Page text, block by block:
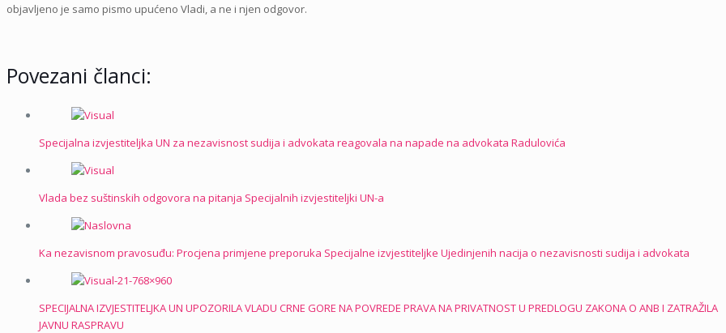
objavljeno je samo pismo upućeno Vladi, a ne i njen odgovor.
Povezani članci:
Specijalna izvjestiteljka UN za nezavisnost sudija i advokata reagovala na napade na advokata Radulovića
Vlada bez suštinskih odgovora na pitanja Specijalnih izvjestiteljki UN-a
Ka nezavisnom pravosuđu: Procjena primjene preporuka Specijalne izvjestiteljke Ujedinjenih nacija o nezavisnosti sudija i advokata
SPECIJALNA IZVJESTITELJKA UN UPOZORILA VLADU CRNE GORE NA POVREDE PRAVA NA PRIVATNOST U PREDLOGU ZAKONA O ANB I ZATRAŽILA
JAVNU RASPRAVU